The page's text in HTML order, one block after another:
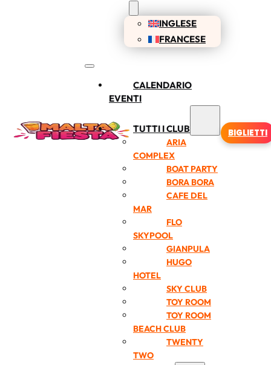
INGLESE
FRANCESE
CALENDARIO
EVENTI
TUTTI I CLUB
ARIA
COMPLEX
BOAT PARTY
BORA BORA
CAFE DEL
MAR
FLO
SKYPOOL
GIANPULA
HUGO
HOTEL
SKY CLUB
TOY ROOM
TOY ROOM
BEACH CLUB
TWENTY
TWO
BIGLIETTI